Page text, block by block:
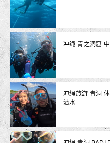
冲绳 青之洞窟
冲绳旅游 青洞
潜水